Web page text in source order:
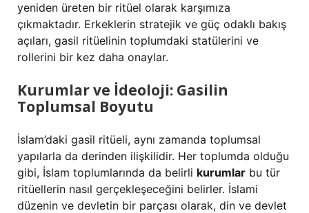
yeniden üreten bir ritüel olarak karşımıza
çıkmaktadır. Erkeklerin stratejik ve güç odaklı bakış
açıları, gasil ritüelinin toplumdaki statülerini ve
rollerini bir kez daha onaylar.
Kurumlar ve İdeoloji: Gasilin
Toplumsal Boyutu
İslam’daki gasil ritüeli, aynı zamanda toplumsal
yapılarla da derinden ilişkilidir. Her toplumda olduğu
gibi, İslam toplumlarında da belirli kurumlar bu tür
ritüellerin nasıl gerçekleşeceğini belirler. İslami
düzenin ve devletin bir parçası olarak, din ve devlet